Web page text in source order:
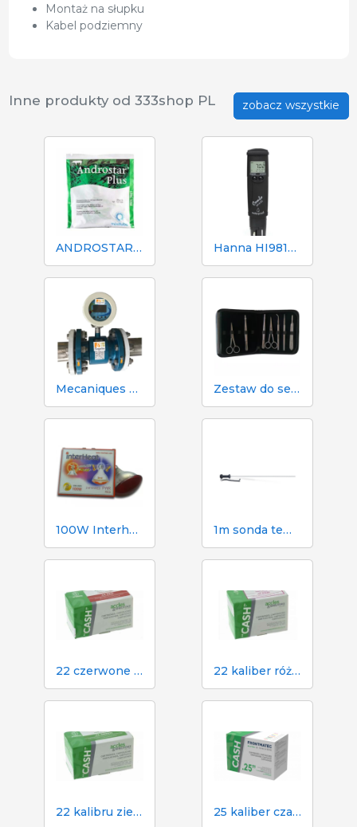
Montaż na słupku
Kabel podziemny
zobacz wszystkie
Inne produkty od 333shop PL
ANDROSTAR PLUS 47 g / 100 L - Długotrwały środek wydłużający nasienie Hanna HI98130 pH, EC, TDS i tester temperatury
Mecaniques Segalés DN150 Licznik objętości i azotu Zestaw do sekcji zwłok i sekcji zwłok 333 - 7 narzędzi
100W Interheat Red PAR Bulb 2 szt. 1m sonda temperatury Dramińskiego do higrometru TGPRO
22 czerwone naboje do paralizatora gotówkowego w rzeźni 22 kaliber różowy nabój do paralizatora gotówkowego w rzeźni
22 kalibru zielone naboje do paralizatora gotówkowego w rzeźni 25 kaliber czarny nabój do paralizatora gotówkowego w rzeźni